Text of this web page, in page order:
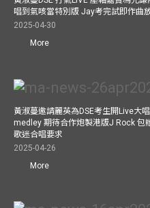
唱到氣咳當特別版 Jay考完試即作曲
2025-04-30
More
黃淑蔓邀請麗英為DSE考生開Live大
medley 期待合作炮製港版J Rock 包
歌迷合唱要求
2025-04-26
More